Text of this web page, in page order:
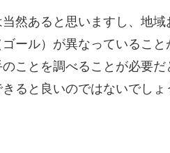
然あると思いますし、地
ール）が異なっていること
ことを調べることが必要
ると良いのではないでしょ